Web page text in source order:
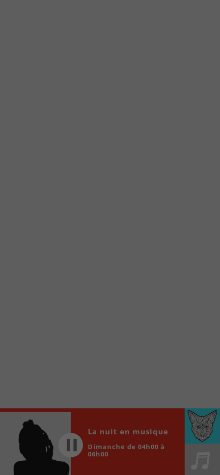
locale vous sont maintenant accessibles en un clic!
Audio
Player
00:00 00:00
La nuit en musique
Dimanche de 04h00 à
06h00